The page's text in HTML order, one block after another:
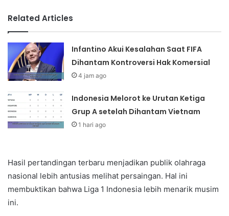
Related Articles
Infantino Akui Kesalahan Saat FIFA
Dihantam Kontroversi Hak Komersial
4 jam ago
Indonesia Melorot ke Urutan Ketiga
Grup A setelah Dihantam Vietnam
1 hari ago
Hasil pertandingan terbaru menjadikan publik olahraga
nasional lebih antusias melihat persaingan. Hal ini
membuktikan bahwa Liga 1 Indonesia lebih menarik musim
ini.